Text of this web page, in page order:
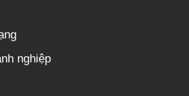
nghiệp